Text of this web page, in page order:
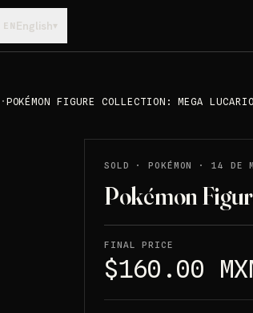
EN English▾
· POKÉMON FIGURE COLLECTION: MEGA LUCARIO
SOLD ·POKÉMON · 14 DE
Pokémon
FINAL PRICE
$160.00